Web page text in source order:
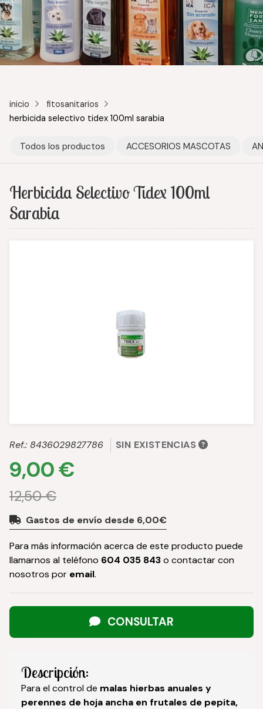
inicio
fitosanitarios
herbicida selectivo tidex 100ml sarabia
Todos los productos ACCESORIOS MASCOTAS
Herbicida Selectivo Tidex 100ml
Sarabia
Ref.: 8436029827786 SIN EXISTENCIAS
9,00 €
12,50 €
Gastos de envío desde 6,00€
Para más información acerca de este producto puede
llamarnos al teléfono 604 035 843o contactar con
nosotros por email.
CONSULTAR
Descripción:
Para el control de malas hierbas anuales y
perennes de hoja ancha en frutales de pepita,